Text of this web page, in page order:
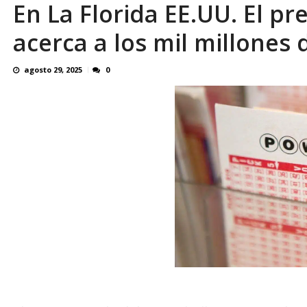
Familiares realizaron nueva vigilia en El
En La Florida EE.UU. El
acerca a los mil millones
agosto 29, 2025 0